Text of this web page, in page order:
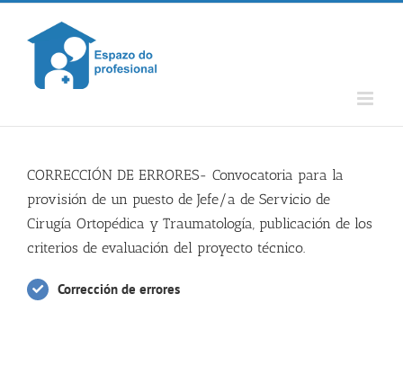
Skip
content
CORRECCIÓN DE ERRORES- Convocatoria para la
provisión de un puesto de Jefe/a de Servicio de
Cirugía Ortopédica y Traumatología, publicación de los
criterios de evaluación del proyecto técnico.
Corrección de errores